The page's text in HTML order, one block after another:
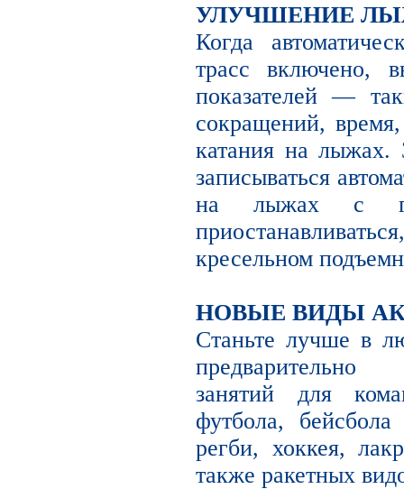
УЛУЧШЕНИЕ
Когда
трасс включено,
показателей —
сокращений,
катания на лыжах.
записываться
на лыжах с
кресельном
НОВЫЕ ВИДЫ
Станьте лучше в
занятий для
футбола,
регби, хоккея,
также ракетных